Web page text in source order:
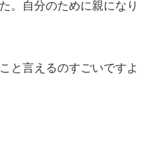
。自分のために親になり
と言えるのすごいですよ